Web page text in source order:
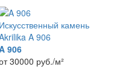
Искусственный камень
A 906
906
30000 руб./м²